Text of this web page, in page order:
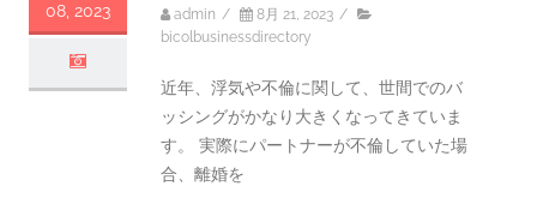
08, 2023 admin / 8月 21, 2023 /
bicolbusinessdirectory
近年、浮気や不倫に関して、世間でのバ
ッシングがかなり大きくなってきていま
す。 実際にパートナーが不倫していた場
合、離婚を